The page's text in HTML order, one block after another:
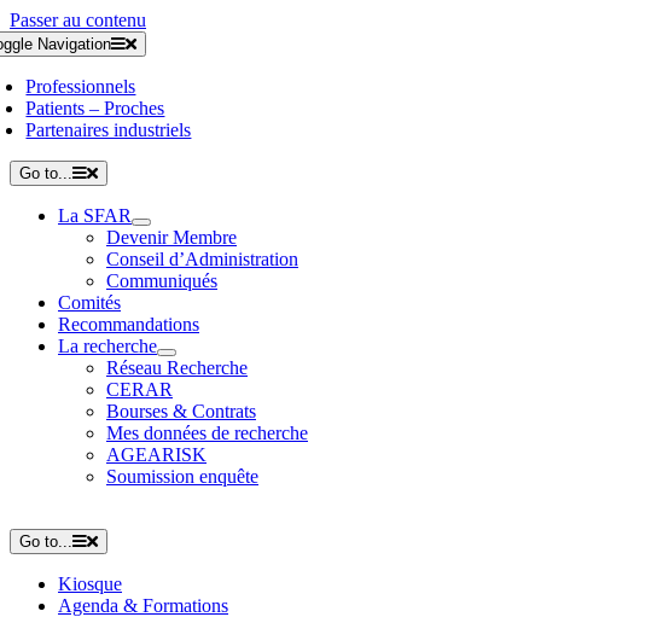
Passer au contenu
Navigation
Professionnels
Patients – Proches
Partenaires industriels
Go to...
La SFAR
Devenir Membre
Conseil d’Administration
Communiqués
Comités
Recommandations
La recherche
Réseau Recherche
CERAR
Bourses & Contrats
Mes données de recherche
AGEARISK
Soumission enquête
Go to...
Kiosque
Agenda & Formations